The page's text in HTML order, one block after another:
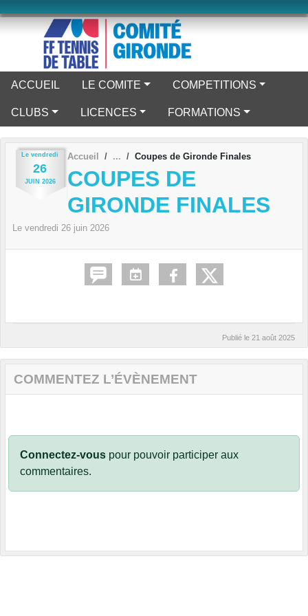
ACCUEIL LE COMITE COMPETITIONS
CLUBS LICENCES FORMATIONS
Le vendredi
26
JUIN 2026
Accueil Coupes de Gironde Finales
COUPES DE
GIRONDE FINALES
Le vendredi 26 juin 2026
Publié le 21 août 2025
COMMENTEZ L’ÉVÈNEMENT
Connectez-vous pour pouvoir participer aux
commentaires.